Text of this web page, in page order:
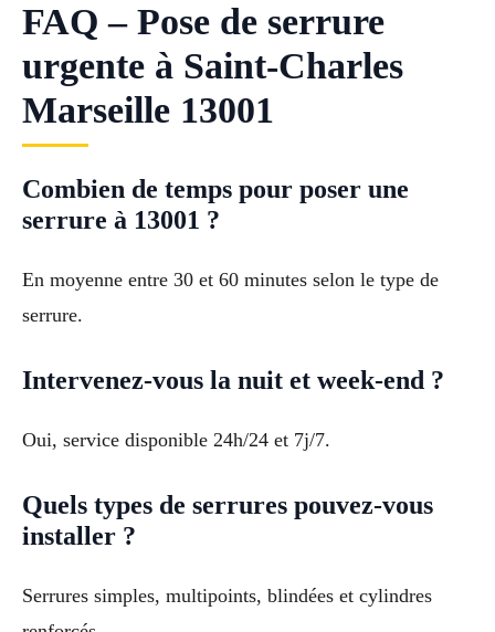
FAQ – Pose de serrure
urgente à Saint-Charles
Marseille 13001
Combien de temps pour poser une
serrure à 13001 ?
En moyenne entre 30 et 60 minutes selon le type de
serrure.
Intervenez-vous la nuit et week-end ?
Oui, service disponible 24h/24 et 7j/7.
Quels types de serrures pouvez-vous
installer ?
Serrures simples, multipoints, blindées et cylindres